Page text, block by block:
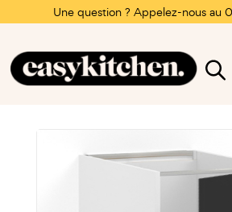
Une question ? Appelez-nous au